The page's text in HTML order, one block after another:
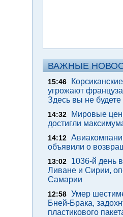
ВАЖНЫЕ
15:46
угрожают
Здесь вы не будете
14:32
Мировые
достигли
14:12
объявили о
13:02
1036-й день
Ливане и Сирии,
Самарии
12:58 Умер
Бней-Брака,
пластикового